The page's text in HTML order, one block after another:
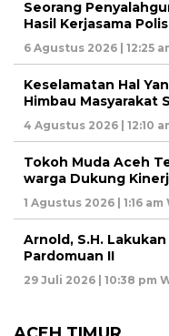
Seorang
Hasil Kerjasama
6 Agustus 2026 | 12:25
Keselamatan Hal
Himbau Masyarakat
4 Agustus 2026 | 12:10
Tokoh Muda Aceh
warga Dukung
1 Agustus 2026 | 1:16 am
Arnold, S.H.
Pardomuan II
29 Juli 2026 | 10:38 pm